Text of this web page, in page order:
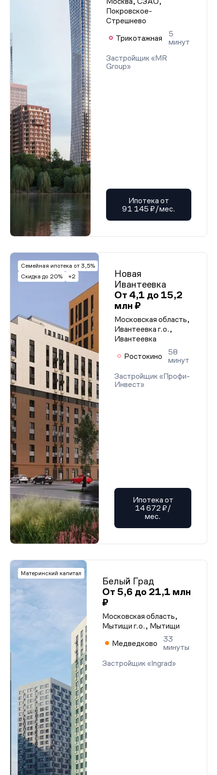
Покровское-
Стрешнево
Трикотажная
5
минут
Застройщик «MR
Group»
Ипотека от
91 145 ₽/мес.
Семейная ипотека от 3,5%
Скидка до 20%
+2
Новая
Ивантеевка
От 4,1 до 15,2
млн ₽
Московская область,
Ивантеевка г.о.,
Ивантеевка
Ростокино
58
минут
Застройщик «Профи-
Инвест»
Ипотека от
14 672 ₽/
мес.
Материнский капитал
Белый Град
От 5,6 до 21,1 млн
₽
Московская область,
Мытищи г.о., Мытищи
Медведково
33
минуты
Застройщик «Ingrad»